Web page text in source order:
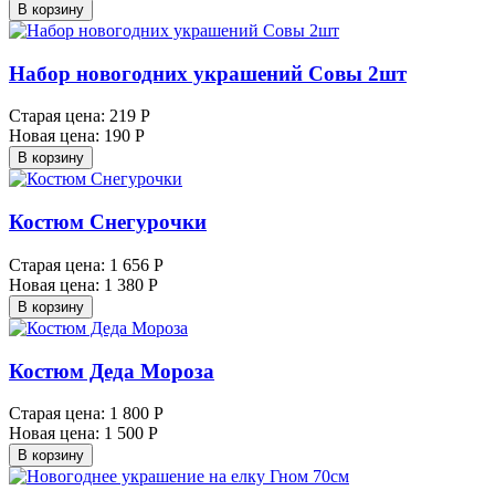
В корзину
Набор новогодних украшений Совы 2шт
Старая цена: 219 Р
Новая цена: 190 Р
В корзину
Костюм Снегурочки
Старая цена: 1 656 Р
Новая цена: 1 380 Р
В корзину
Костюм Деда Мороза
Старая цена: 1 800 Р
Новая цена: 1 500 Р
В корзину